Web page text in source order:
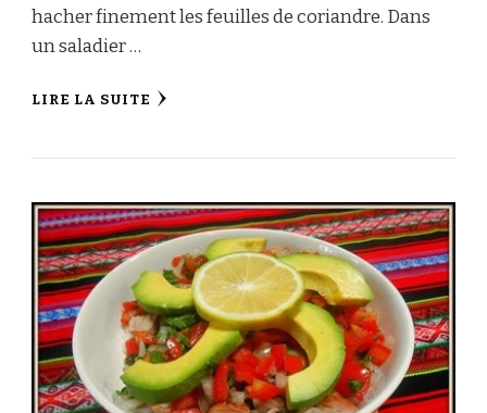
hacher finement les feuilles de coriandre. Dans
un saladier …
LIRE LA SUITE